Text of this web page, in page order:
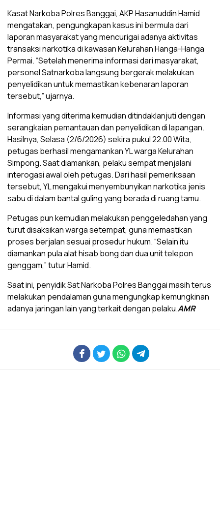
Kasat Narkoba Polres Banggai, AKP Hasanuddin Hamid
mengatakan, pengungkapan kasus ini bermula dari
laporan masyarakat yang mencurigai adanya aktivitas
transaksi narkotika di kawasan Kelurahan Hanga-Hanga
Permai. “Setelah menerima informasi dari masyarakat,
personel Satnarkoba langsung bergerak melakukan
penyelidikan untuk memastikan kebenaran laporan
tersebut,” ujarnya.
Informasi yang diterima kemudian ditindaklanjuti dengan
serangkaian pemantauan dan penyelidikan di lapangan.
Hasilnya, Selasa (2/6/2026) sekira pukul 22.00 Wita,
petugas berhasil mengamankan YL warga Kelurahan
Simpong. Saat diamankan, pelaku sempat menjalani
interogasi awal oleh petugas. Dari hasil pemeriksaan
tersebut, YL mengakui menyembunyikan narkotika jenis
sabu di dalam bantal guling yang berada di ruang tamu.
Petugas pun kemudian melakukan penggeledahan yang
turut disaksikan warga setempat, guna memastikan
proses berjalan sesuai prosedur hukum. “Selain itu
diamankan pula alat hisab bong dan dua unit telepon
genggam,” tutur Hamid.
Saat ini, penyidik Sat Narkoba Polres Banggai masih terus
melakukan pendalaman guna mengungkap kemungkinan
adanya jaringan lain yang terkait dengan pelaku.AMR